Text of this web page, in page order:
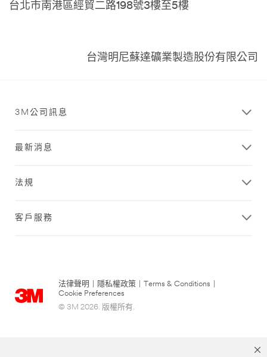
台北市南港區經貿二路198號3樓至5樓
台灣明尼蘇達礦業製造股份有限公司
3M公司訊息
最新消息
法規
客戶服務
法律聲明 隱私權政策 Terms & Conditions
Cookie Preferences
© 3M 2026. 版權所有.